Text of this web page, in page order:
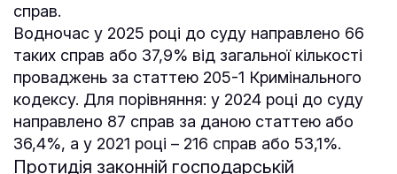
справ.
Водночас у 2025 році до суду направлено 66
таких справ або 37,9% від загальної кількості
проваджень за статтею 205-1 Кримінального
кодексу. Для порівняння: у 2024 році до суду
направлено 87 справ за даною статтею або
36,4%, а у 2021 році – 216 справ або 53,1%.
Протидія законній господарській